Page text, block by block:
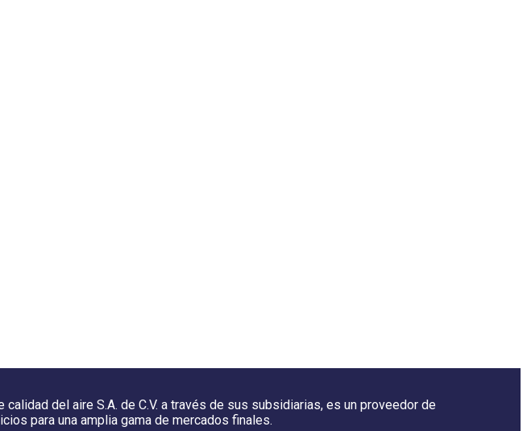
calidad del aire S.A. de C.V. a través de sus subsidiarias, es un proveedor de
para una amplia gama de mercados finales.